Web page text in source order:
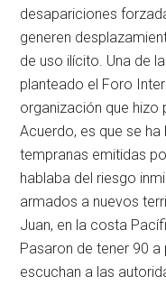
desapariciones
generen
de uso ilícito. Una de
planteado el Foro
organización que hizo
Acuerdo, es que se
tempranas emitidas
hablaba del riesgo
armados a nuevos
Juan, en la costa
Pasaron de tener 90
escuchan a las